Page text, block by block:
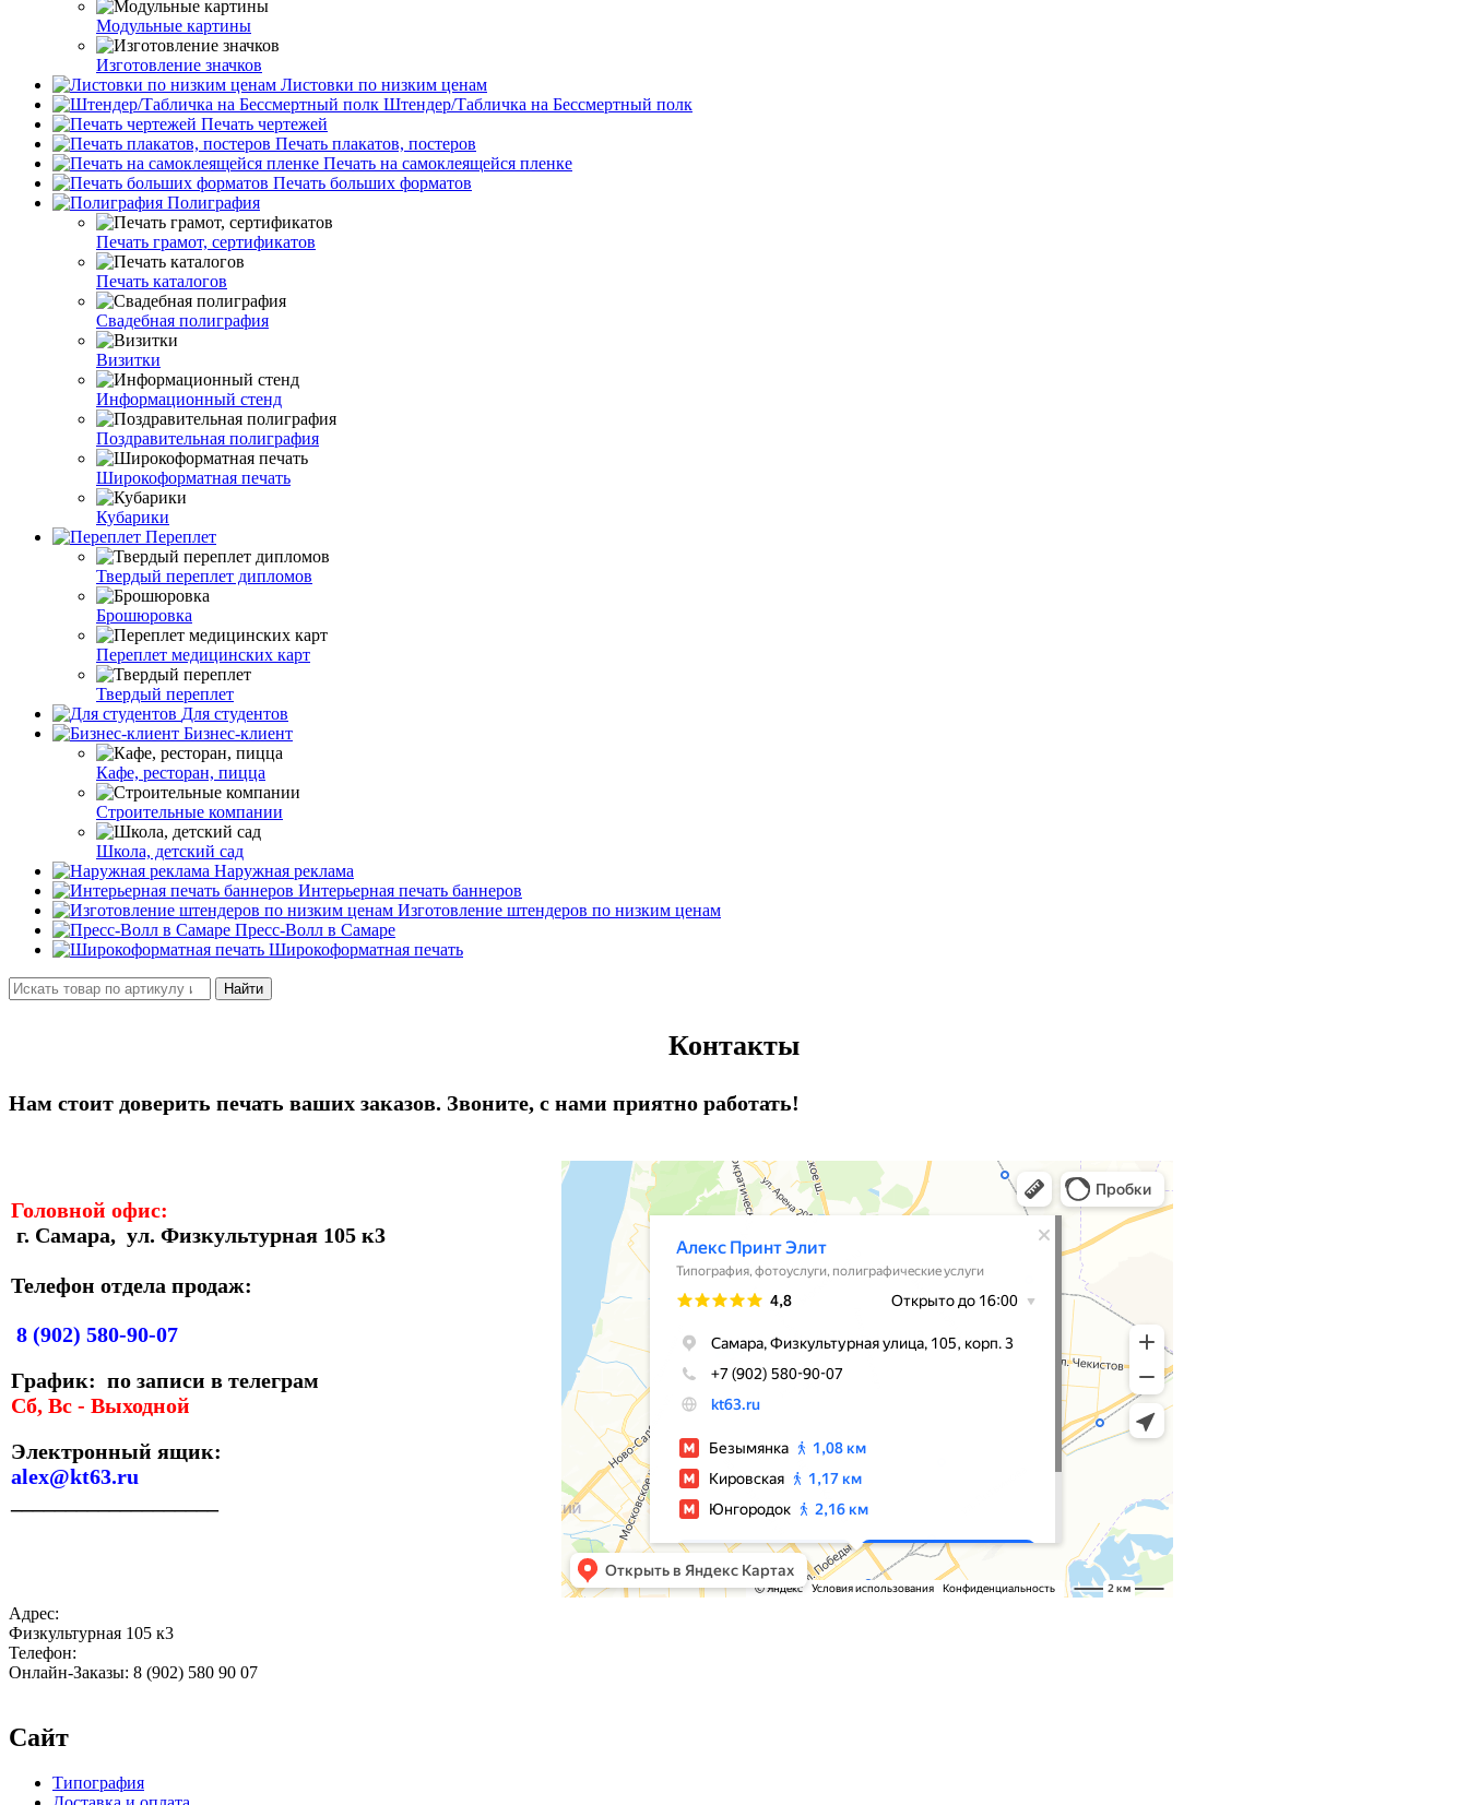
Модульные картины
Изготовление значков
Листовки по низким ценам
Штендер/Табличка на Бессмертный полк
Печать чертежей
Печать плакатов, постеров
Печать на самоклеящейся пленке
Печать больших форматов
Полиграфия
Печать грамот, сертификатов
Печать каталогов
Свадебная полиграфия
Визитки
Информационный стенд
Поздравительная полиграфия
Широкоформатная печать
Кубарики
Переплет
Твердый переплет дипломов
Брошюровка
Переплет медицинских карт
Твердый переплет
Для студентов
Бизнес-клиент
Кафе, ресторан, пицца
Строительные компании
Школа, детский сад
Наружная реклама
Интерьерная печать баннеров
Изготовление штендеров по низким ценам
Пресс-Волл в Самаре
Широкоформатная печать
Найти
Контакты
Нам стоит доверить печать ваших заказов. Звоните, с нами приятно работать!
Головной офис:
г. Самара, ул. Физкультурная 105 к3
Телефон отдела продаж:
8 (902) 580-90-07
График: по записи в телеграм
Сб, Вс - Выходной
Электронный ящик:
alex@kt63.ru
Адрес:
Физкультурная 105 к3
Телефон:
Онлайн-Заказы: 8 (902) 580 90 07
Сайт
Типография